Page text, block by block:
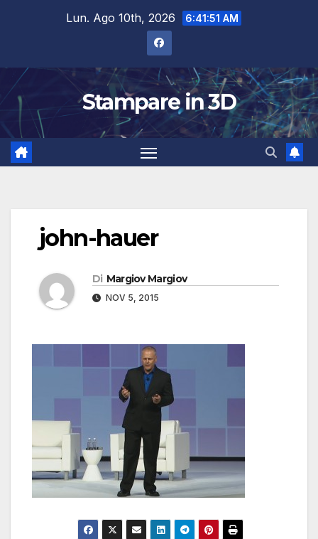
Lun. Ago 10th, 2026 6:41:51 AM
Stampare in 3D
john-hauer
Di Margiov Margiov
NOV 5, 2015